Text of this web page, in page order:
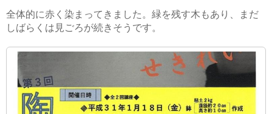
全体的に赤く染まってきました。緑を残す木もあり、まだ
しばらくは見ごろが続きそうです。